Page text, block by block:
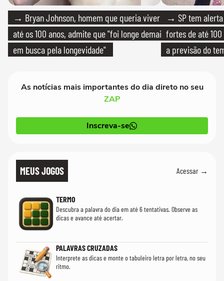
→ Bryan Johnson, homem que queria viver
até os 100 anos, admite que "foi longe demais
em busca pela longevidade"
→ SP tem
fortes de até
a previsão do
As notícias mais importantes do dia direto no seu
ZAP
Inscreva-se
MEUS JOGOS Acessar →
TERMO
Descubra a palavra do dia em até 6 tentativas. Observe as
dicas e avance até acertar.
PALAVRAS CRUZADAS
Interprete as dicas e monte o tabuleiro letra por letra, no seu
ritmo.